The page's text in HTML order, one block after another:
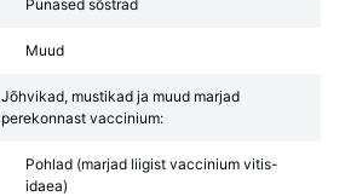
Punased sõstrad
Muud
Jõhvikad, mustikad ja muud marjad
perekonnast vaccinium:
Pohlad (marjad liigist vaccinium vitis-
idaea)